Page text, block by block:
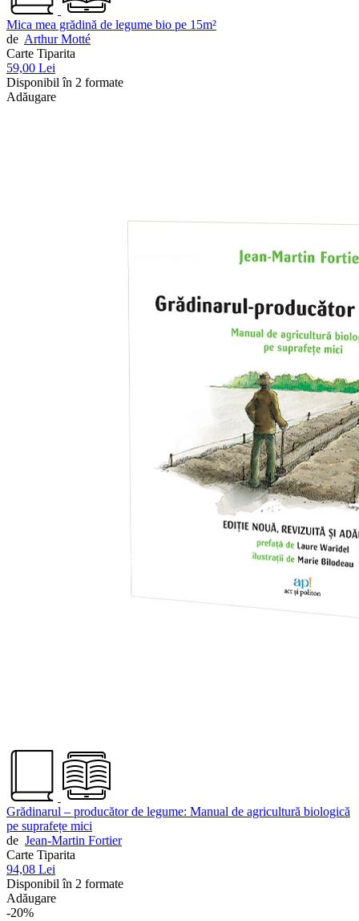
Mica mea grădină de legume bio pe 15m²
de Arthur Motté
Carte Tiparita
59,00 Lei
Disponibil în 2 formate
Adăugare
Grădinarul – producător de legume: Manual de agricultură biologică
pe suprafețe mici
de Jean-Martin Fortier
Carte Tiparita
94,08 Lei
Disponibil în 2 formate
Adăugare
-20%